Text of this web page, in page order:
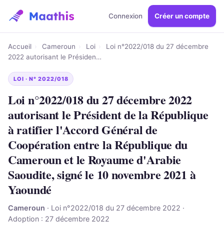
Connexion Créer un compte
Accueil Cameroun Loi
Loi n°2022/018 du 27 décembre
2022 autorisant le Présiden…
LOI · N° 2022/018
Loi n°2022/018 du 27 décembre 2022
autorisant le Président de la République
à ratifier l'Accord Général de
Coopération entre la République du
Cameroun et le Royaume d'Arabie
Saoudite, signé le 10 novembre 2021 à
Yaoundé
Cameroun · Loi n°2022/018 du 27 décembre 2022 ·
Adoption : 27 décembre 2022